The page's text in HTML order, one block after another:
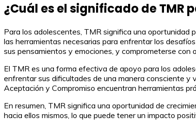
¿Cuál es el significado de TMR
Para los adolescentes, TMR significa una oportunidad
las herramientas necesarias para enfrentar los
sus pensamientos y emociones, y comprometerse con
El TMR es una forma efectiva de apoyo para los
enfrentar sus dificultades de una manera consciente y
Aceptación y Compromiso encuentran herramientas
En resumen, TMR significa una oportunidad de
hacia ellos mismos, lo que puede tener un impacto